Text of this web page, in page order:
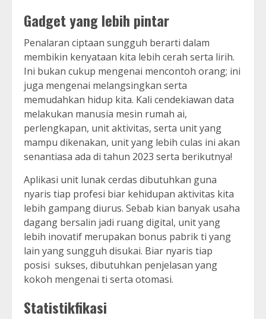
Gadget yang lebih pintar
Penalaran ciptaan sungguh berarti dalam
membikin kenyataan kita lebih cerah serta lirih.
Ini bukan cukup mengenai mencontoh orang; ini
juga mengenai melangsingkan serta
memudahkan hidup kita. Kali cendekiawan data
melakukan manusia mesin rumah ai,
perlengkapan, unit aktivitas, serta unit yang
mampu dikenakan, unit yang lebih culas ini akan
senantiasa ada di tahun 2023 serta berikutnya!
Aplikasi unit lunak cerdas dibutuhkan guna
nyaris tiap profesi biar kehidupan aktivitas kita
lebih gampang diurus. Sebab kian banyak usaha
dagang bersalin jadi ruang digital, unit yang
lebih inovatif merupakan bonus pabrik ti yang
lain yang sungguh disukai. Biar nyaris tiap
posisi sukses, dibutuhkan penjelasan yang
kokoh mengenai ti serta otomasi.
Statistikfikasi